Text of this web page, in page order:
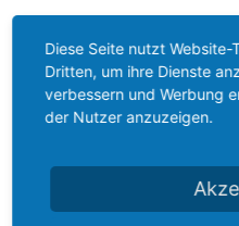
Hähnchengeschnetzeltes in
Bratkartoffeln, Spätzle,
Kräuterbutter und Baguette
Diese Seite nutzt
Dritten, um ihre Dienste
verbessern und Werbung
der Nutzer anzuzeigen.